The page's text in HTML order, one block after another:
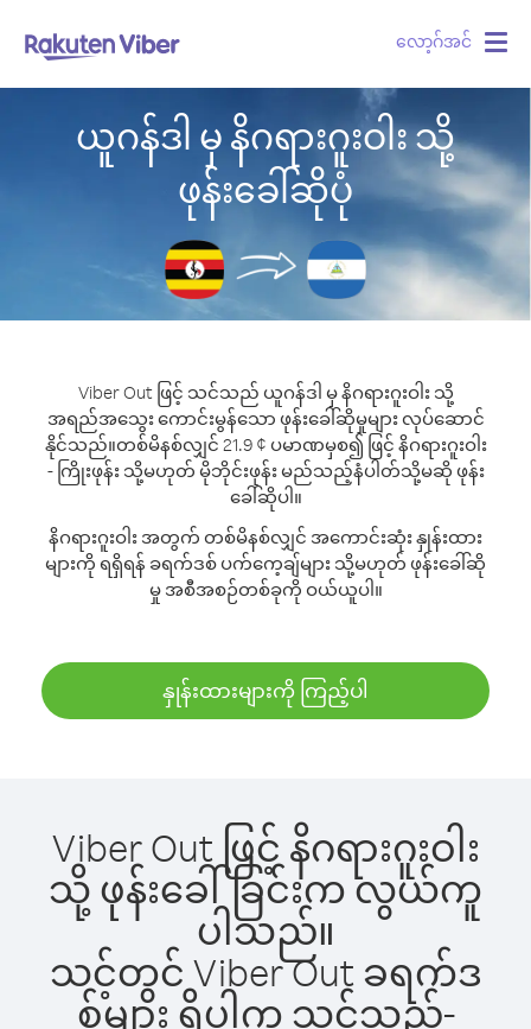
လော့ဂ်အင်
ယူဂန်ဒါ မှ နိဂရားဂူးဝါး သို့
ဖုန်းခေါ်ဆိုပုံ
Viber Out ဖြင့် သင်သည် ယူဂန်ဒါ မှ နိဂရားဂူးဝါး သို့
အရည်အသွေး ကောင်းမွန်သော ဖုန်းခေါ်ဆိုမှုများ လုပ်ဆောင်
နိုင်သည်။တစ်မိနစ်လျှင် 21.9 ¢ ပမာဏမှစ၍ ဖြင့် နိဂရားဂူးဝါး
- ကြိုးဖုန်း သို့မဟုတ် မိုဘိုင်းဖုန်း မည်သည့်နံပါတ်သို့မဆို ဖုန်း
ခေါ်ဆိုပါ။
နိဂရားဂူးဝါး အတွက် တစ်မိနစ်လျှင် အကောင်းဆုံး နှုန်းထား
များကို ရရှိရန် ခရက်ဒစ် ပက်ကေ့ချ်များ သို့မဟုတ် ဖုန်းခေါ်ဆို
မှု အစီအစဉ်တစ်ခုကို ဝယ်ယူပါ။
နှုန်းထားများကို ကြည့်ပါ
Viber Out ဖြင့် နိဂရားဂူးဝါး
သို့ ဖုန်းခေါ်ခြင်းက လွယ်ကူ
ပါသည်။
သင့်တွင် Viber Out ခရက်ဒ
စ်များ ရှိပါက သင်သည်-